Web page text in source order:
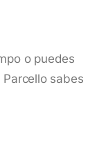
o puedes
Parcello sabes